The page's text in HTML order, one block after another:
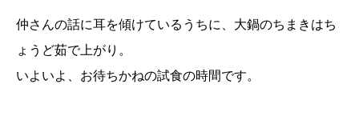
仲さんの話に耳を傾けているうちに、大鍋のちまきはち
ょうど茹で上がり。
いよいよ、お待ちかねの試食の時間です。